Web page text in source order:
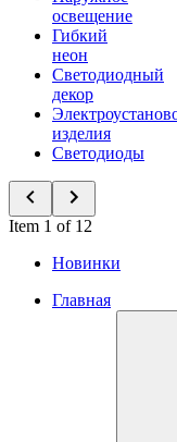
освещение
Гибкий
неон
Светодиодный
декор
изделия
Светодиоды
Item 1 of 12
Новинки
Главная